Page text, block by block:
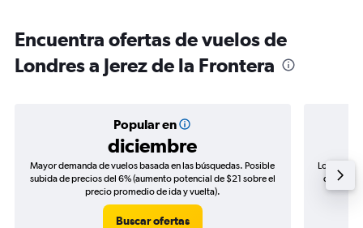
Encuentra ofertas de vuelos de
Londres a Jerez de la Frontera
Popular en
diciembre
Mayor demanda de vuelos basada en las búsquedas. Posible
subida de precios del 6% (aumento potencial de $21 sobre el
precio promedio de ida y vuelta).
Buscar ofertas
Los
de